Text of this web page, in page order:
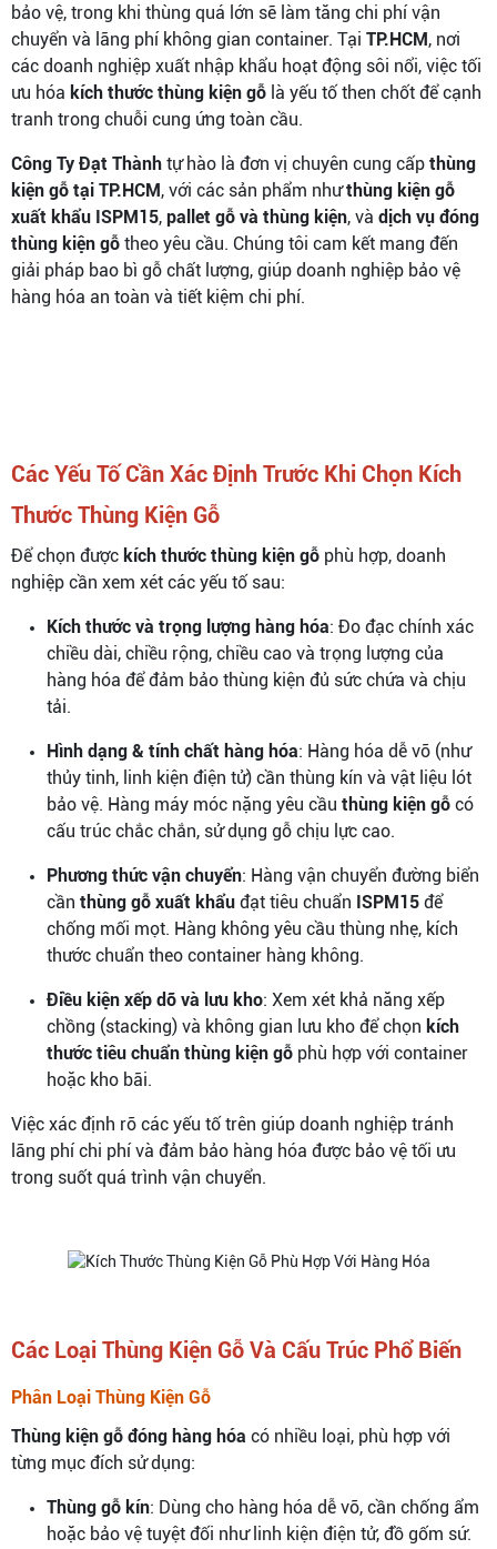
bảo vệ, trong khi thùng quá lớn sẽ làm tăng chi phí vận
chuyển và lãng phí không gian container. Tại TP.HCM, nơi
các doanh nghiệp xuất nhập khẩu hoạt động sôi nổi, việc tối
ưu hóa kích thước thùng kiện gỗ là yếu tố then chốt để cạnh
tranh trong chuỗi cung ứng toàn cầu.
Công Ty Đạt Thành tự hào là đơn vị chuyên cung cấp thùng
kiện gỗ tại TP.HCM, với các sản phẩm nhưthùng kiện gỗ
xuất khẩu ISPM15, pallet gỗ và thùng kiện, và dịch vụ đóng
thùng kiện gỗ theo yêu cầu. Chúng tôi cam kết mang đến
giải pháp bao bì gỗ chất lượng, giúp doanh nghiệp bảo vệ
hàng hóa an toàn và tiết kiệm chi phí.
Các Yếu Tố Cần Xác Định Trước Khi Chọn Kích
Thước Thùng Kiện Gỗ
Để chọn được kích thước thùng kiện gỗ phù hợp, doanh
nghiệp cần xem xét các yếu tố sau:
Kích thước và trọng lượng hàng hóa: Đo đạc chính xác
chiều dài, chiều rộng, chiều cao và trọng lượng của
hàng hóa để đảm bảo thùng kiện đủ sức chứa và chịu
tải.
Hình dạng & tính chất hàng hóa: Hàng hóa dễ vỡ (như
thủy tinh, linh kiện điện tử) cần thùng kín và vật liệu lót
bảo vệ. Hàng máy móc nặng yêu cầu thùng kiện gỗ có
cấu trúc chắc chắn, sử dụng gỗ chịu lực cao.
Phương thức vận chuyển: Hàng vận chuyển đường biển
cần thùng gỗ xuất khẩu đạt tiêu chuẩn ISPM15 để
chống mối mọt. Hàng không yêu cầu thùng nhẹ, kích
thước chuẩn theo container hàng không.
Điều kiện xếp dỡ và lưu kho: Xem xét khả năng xếp
chồng (stacking) và không gian lưu kho để chọn kích
thước tiêu chuẩn thùng kiện gỗ phù hợp với container
hoặc kho bãi.
Việc xác định rõ các yếu tố trên giúp doanh nghiệp tránh
lãng phí chi phí và đảm bảo hàng hóa được bảo vệ tối ưu
trong suốt quá trình vận chuyển.
Các Loại Thùng Kiện Gỗ Và Cấu Trúc Phổ Biến
Phân Loại Thùng Kiện Gỗ
Thùng kiện gỗ đóng hàng hóa có nhiều loại, phù hợp với
từng mục đích sử dụng:
Thùng gỗ kín: Dùng cho hàng hóa dễ vỡ, cần chống ẩm
hoặc bảo vệ tuyệt đối như linh kiện điện tử, đồ gốm sứ.